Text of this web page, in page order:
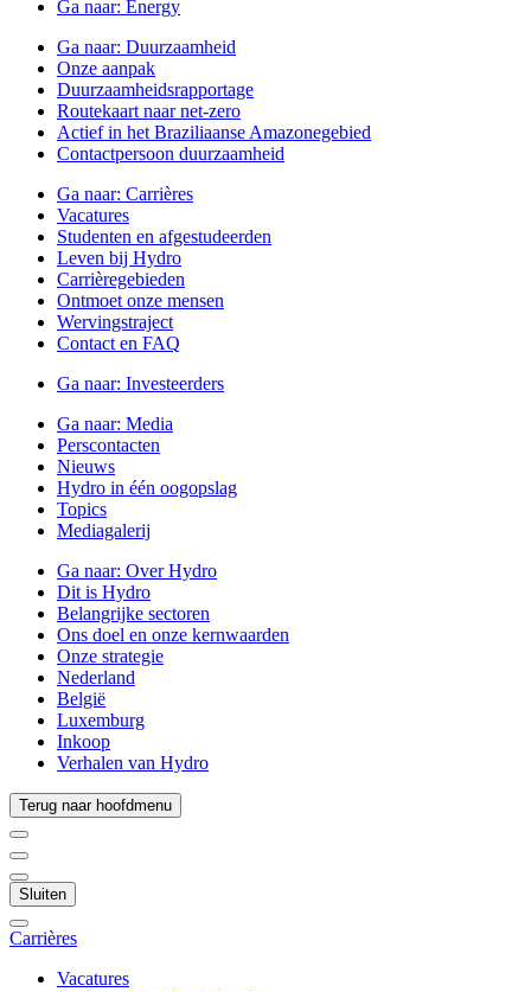
Ga naar: Energy
Ga naar: Duurzaamheid
Onze aanpak
Duurzaamheidsrapportage
Routekaart naar net-zero
Actief in het Braziliaanse Amazonegebied
Contactpersoon duurzaamheid
Ga naar: Carrières
Vacatures
Studenten en afgestudeerden
Leven bij Hydro
Carrièregebieden
Ontmoet onze mensen
Wervingstraject
Contact en FAQ
Ga naar: Investeerders
Ga naar: Media
Perscontacten
Nieuws
Hydro in één oogopslag
Topics
Mediagalerij
Ga naar: Over Hydro
Dit is Hydro
Belangrijke sectoren
Ons doel en onze kernwaarden
Onze strategie
Nederland
België
Luxemburg
Inkoop
Verhalen van Hydro
Terug naar hoofdmenu
Sluiten
Carrières
Vacatures